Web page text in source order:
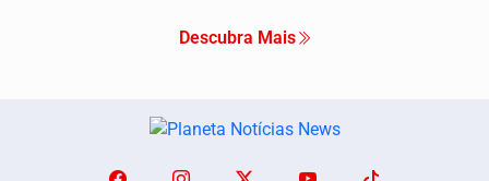
Descubra Mais